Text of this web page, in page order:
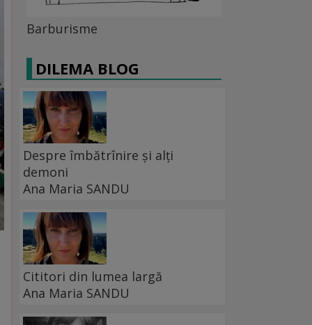
Barburisme
DILEMA BLOG
Despre îmbătrînire și alți
demoni
Ana Maria SANDU
Cititori din lumea largă
Ana Maria SANDU